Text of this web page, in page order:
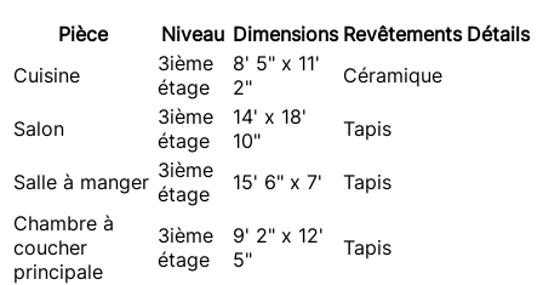
Pièce Niveau Dimensions Revêtements Détails
Cuisine
3ième
étage
8' 5" x 11'
2"
Céramique
Salon
3ième
étage
14' x 18'
10"
Tapis
Salle à manger 3ième
étage
15' 6" x 7'
Tapis
Chambre à
coucher
principale
3ième
étage
9' 2" x 12'
5"
Tapis